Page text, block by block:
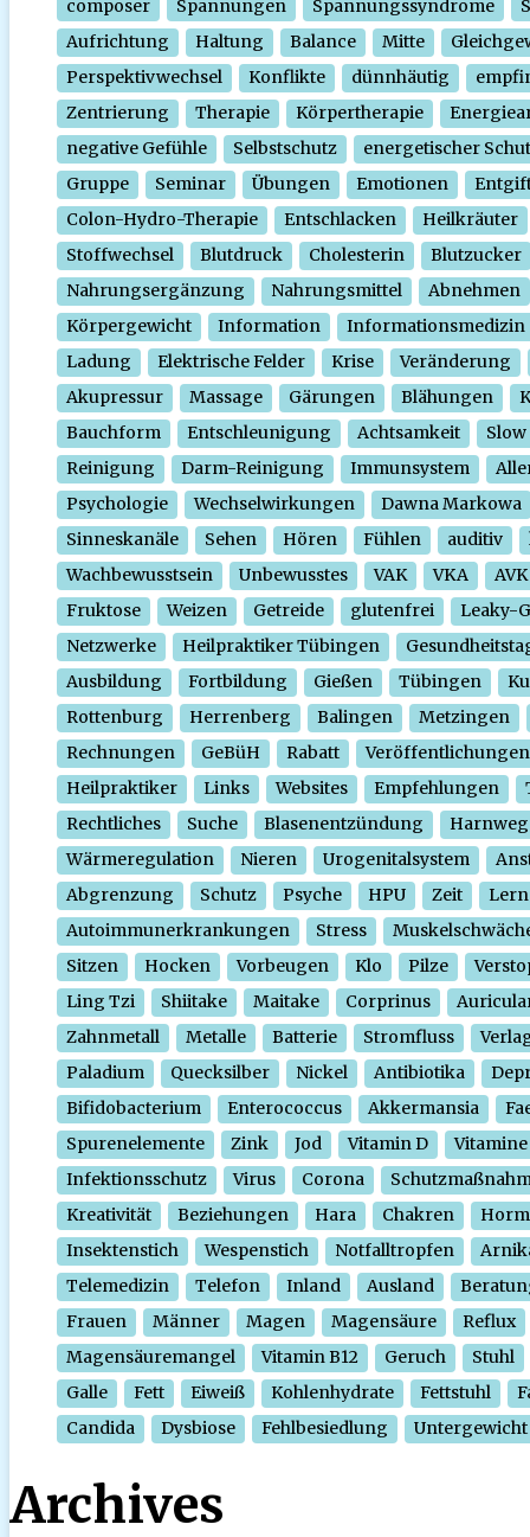
composer Spannungen Spannungssyndrome
Aufrichtung
Haltung Balance Mitte
Perspektivwechsel
Konflikte dünnhäutig
Zentrierung
Therapie Körpertherapie
negative Gefühle
Selbstschutz
energetischer
Gruppe
Seminar Übungen Emotionen
Colon-Hydro-Therapie
Entschlacken
Heilkräuter
Stoffwechsel
Blutdruck Cholesterin
Blutzucker
Nahrungsergänzung
Nahrungsmittel
Abnehmen
Körpergewicht
Information
Informationsmedizin
Ladung
Elektrische Felder Krise
Veränderung
Akupressur
Massage Gärungen Blähungen
Bauchform
Entschleunigung Achtsamkeit
Slow
Reinigung
Darm-Reinigung Immunsystem
Psychologie
Wechselwirkungen
Dawna Markowa
Sinneskanäle
Sehen Hören Fühlen auditiv
Wachbewusstsein
Unbewusstes VAK VKA
AVK
Fruktose
Weizen Getreide glutenfrei
Leaky-
Netzwerke
Heilpraktiker Tübingen
Ausbildung
Fortbildung Gießen Tübingen
Rottenburg
Herrenberg Balingen
Metzingen
Rechnungen
GeBüH Rabatt
Veröffentlichungen
Heilpraktiker
Links Websites Empfehlungen
Rechtliches
Suche Blasenentzündung
Wärmeregulation
Nieren Urogenitalsystem
Abgrenzung
Schutz Psyche HPU Zeit
Autoimmunerkrankungen
Stress
Sitzen
Hocken Vorbeugen Klo Pilze
Ling Tzi
Shiitake Maitake Corprinus
Zahnmetall
Metalle Batterie Stromfluss
Paladium
Quecksilber Nickel Antibiotika
Bifidobacterium
Enterococcus Akkermansia
Spurenelemente
Zink Jod Vitamin D
Vitamine
Infektionsschutz
Virus Corona
Kreativität
Beziehungen Hara Chakren
Insektenstich
Wespenstich Notfalltropfen
Telemedizin
Telefon Inland Ausland
Frauen
Männer Magen Magensäure
Reflux
Magensäuremangel
Vitamin B12 Geruch
Stuhl
Galle
Fett Eiweiß Kohlenhydrate Fettstuhl
Candida
Dysbiose Fehlbesiedlung Untergewicht
Archives